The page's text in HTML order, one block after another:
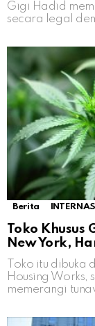
Gigi Hadid
secara legal
Berita
Toko Khusus
New York,
Toko itu dibuka
Housing Works,
memerangi